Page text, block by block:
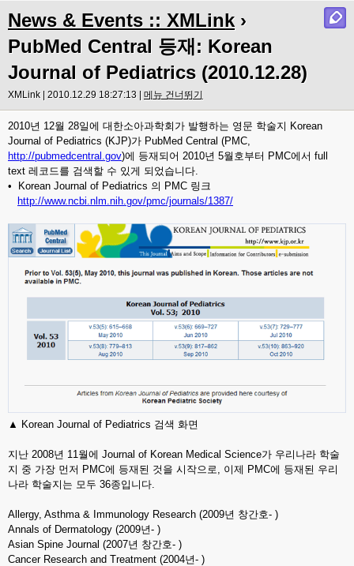
News & Events :: XMLink ›
PubMed Central 등재: Korean
Journal of Pediatrics (2010.12.28)
XMLink | 2010.12.29 18:27:13 | 메뉴 건너뛰기
2010년 12월 28일에 대한소아과학회가 발행하는 영문 학술지 Korean
Journal of Pediatrics (KJP)가 PubMed Central (PMC,
http://pubmedcentral.gov)에 등재되어 2010년 5월호부터 PMC에서 full
text 레코드를 검색할 수 있게 되었습니다.
• Korean Journal of Pediatrics 의 PMC 링크
http://www.ncbi.nlm.nih.gov/pmc/journals/1387/
▲ Korean Journal of Pediatrics 검색 화면
지난 2008년 11월에 Journal of Korean Medical Science가 우리나라 학술
지 중 가장 먼저 PMC에 등재된 것을 시작으로, 이제 PMC에 등재된 우리
나라 학술지는 모두 36종입니다.
Allergy, Asthma & Immunology Research (2009년 창간호- )
Annals of Dermatology (2009년- )
Asian Spine Journal (2007년 창간호- )
Cancer Research and Treatment (2004년- )